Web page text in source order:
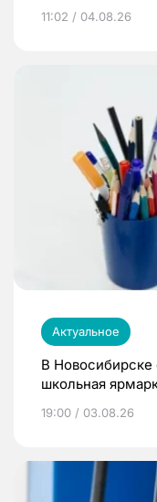
11:02 / 04.08.26
Актуальное
В Новосибирске
школьная
19:00 / 03.08.26